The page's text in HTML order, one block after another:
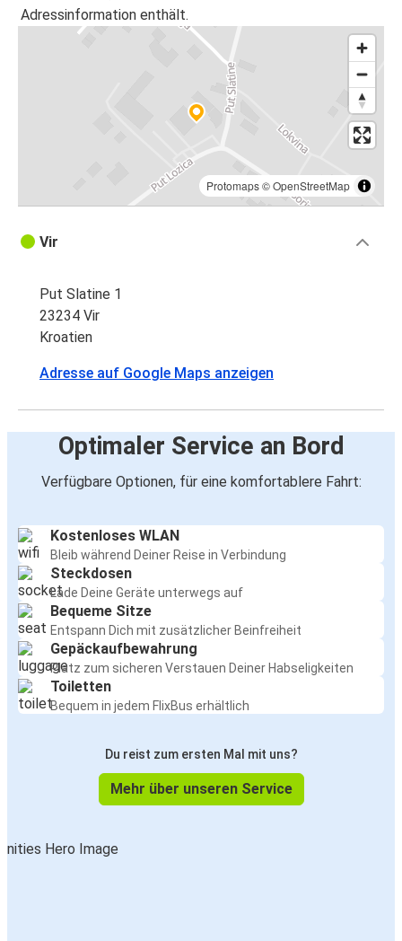
Adressinformation enthält.
Protomaps©OpenStreetMap
Vir
Put Slatine 1
23234 Vir
Kroatien
Adresse auf Google Maps anzeigen
Optimaler Service an Bord
Verfügbare Optionen, für eine komfortablere Fahrt:
Kostenloses WLAN
Bleib während Deiner Reise in Verbindung
Steckdosen
Lade Deine Geräte unterwegs auf
Bequeme Sitze
Entspann Dich mit zusätzlicher Beinfreiheit
Gepäckaufbewahrung
Platz zum sicheren Verstauen Deiner Habseligkeiten
Toiletten
Bequem in jedem FlixBus erhältlich
Du reist zum ersten Mal mit uns?
Mehr über unseren Service